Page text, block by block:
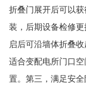
折叠门展开后可以
装，后期设备检修
启后可沿墙体折叠
适合变配电所门口
置。第三，满足安全